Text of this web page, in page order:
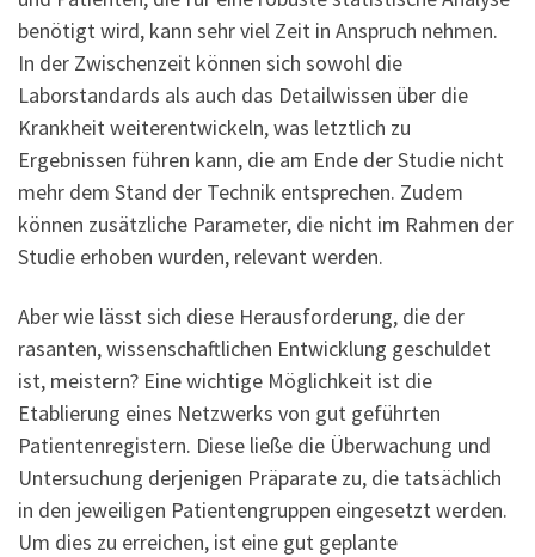
benötigt wird, kann sehr viel Zeit in Anspruch nehmen.
In der Zwischenzeit können sich sowohl die
Laborstandards als auch das Detailwissen über die
Krankheit weiterentwickeln, was letztlich zu
Ergebnissen führen kann, die am Ende der Studie nicht
mehr dem Stand der Technik entsprechen. Zudem
können zusätzliche Parameter, die nicht im Rahmen der
Studie erhoben wurden, relevant werden.
Aber wie lässt sich diese Herausforderung, die der
rasanten, wissenschaftlichen Entwicklung geschuldet
ist, meistern? Eine wichtige Möglichkeit ist die
Etablierung eines Netzwerks von gut geführten
Patientenregistern. Diese ließe die Überwachung und
Untersuchung derjenigen Präparate zu, die tatsächlich
in den jeweiligen Patientengruppen eingesetzt werden.
Um dies zu erreichen, ist eine gut geplante